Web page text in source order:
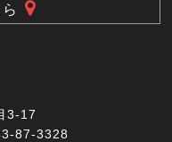
3-17
87-3328